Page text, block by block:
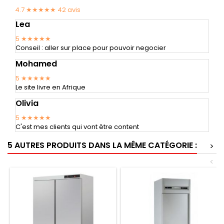
4.7 ★★★★★ 42avis
Lea
5 ★★★★★
Conseil : aller sur place pour pouvoir negocier
Mohamed
5 ★★★★★
Le site livre en Afrique
Olivia
5 ★★★★★
C'est mes clients qui vont être content
5 AUTRES PRODUITS DANS LA MÊME CATÉGORIE :
>
<